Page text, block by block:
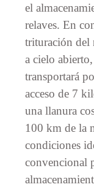
el
relaves. En
trituración del
a cielo
transportará
acceso de 7
una llanura
100 km de la
condiciones
convencional